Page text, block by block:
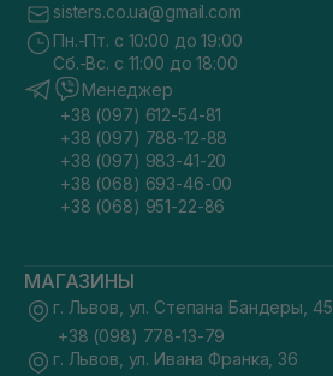
sisters.co.ua@gmail.com
Пн.-Пт. с 10:00 до 19:00
Сб.-Вс. с 11:00 до 18:00
Менеджер
+38 (097) 612-54-81
+38 (097) 788-12-88
+38 (097) 983-41-20
+38 (068) 693-46-00
+38 (068) 951-22-86
МАГАЗИНЫ
г. Львов, ул. Степана Бандеры, 45
+38 (098) 778-13-79
г. Львов, ул. Ивана Франка, 36